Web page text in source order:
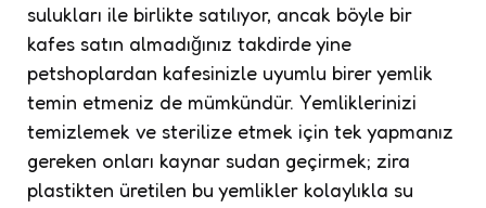
sulukları ile birlikte satılıyor, ancak böyle bir
kafes satın almadığınız takdirde yine
petshoplardan kafesinizle uyumlu birer yemlik
temin etmeniz de mümkündür. Yemliklerinizi
temizlemek ve sterilize etmek için tek yapmanız
gereken onları kaynar sudan geçirmek; zira
plastikten üretilen bu yemlikler kolaylıkla su